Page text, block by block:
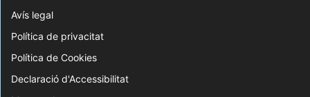
Avís legal
Política de privacitat
Política de Cookies
Declaració d'Accessibilitat